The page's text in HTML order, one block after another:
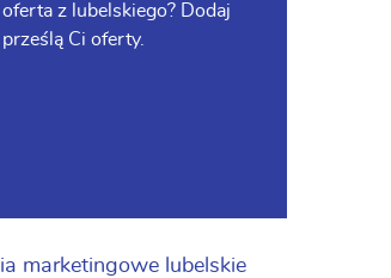
z lubelskiego? Dodaj
Ci oferty.
marketingowe lubelskie